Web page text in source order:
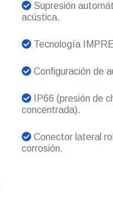
Supresión
acústica.
Tecnología
Configuración de
IP66 (presión de
concentrada).
Conector lateral
corrosión.